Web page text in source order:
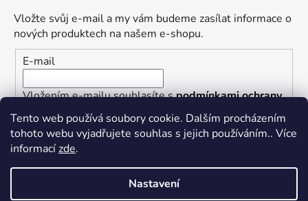
Tento web používá soubory cookie. Dalším procházením
tohoto webu vyjadřujete souhlas s jejich používáním.. Více
informacízde.
Nastavení
Vložte svůj e-mail a my vám budeme zasílat informace o
nových produktech na našem e-shopu.
E-mail
Vložením e-mailu souhlasíte spodmínkami ochrany
osobních údajů
PŘIHLÁSIT SE